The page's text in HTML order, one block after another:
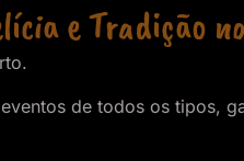
e Tradição
de todos os tipos,